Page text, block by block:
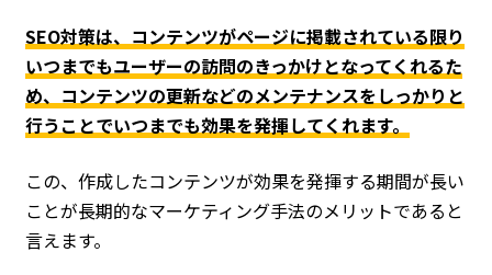
SEO対策は、コンテンツがページに掲載されている限り
いつまでもユーザーの訪問のきっかけとなってくれるた
め、コンテンツの更新などのメンテナンスをしっかりと
行うことでいつまでも効果を発揮してくれます。
この、作成したコンテンツが効果を発揮する期間が長い
ことが長期的なマーケティング手法のメリットであると
言えます。